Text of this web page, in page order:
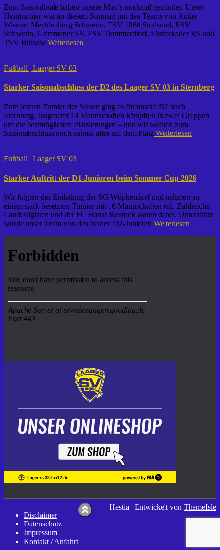
Zum Saisonfinale haben unsere Mini’s nochmal gezündet. Unser
Heimturnier war an diesem Sonntag mit den Teams von Anker
Wismar, Mecklenburg Schwerin, TSV 1860 Stralsund, ESV
Schwerin, Grimmener SV, FSV Dummerdtorf, Förderkader RS und
TSV Bützow Weiterlesen
Fußball | Laager SV 03
Starker Saisonabschluss der D2 des Laager SV 03 in Sternberg
Zum letzten Turnier der Saison ging es für unsere D2 nach
Sternberg. Insgesamt 14 Mannschaften kämpften in zwei Gruppen
um die bestmöglichen Platzierungen – und wir wollten zum
Saisonabschluss noch einmal alles auf dem Platz Weiterlesen
Fußball | Laager SV 03
Starker Auftritt der D1-Junioren beim Sommer Cup 2026
Wir folgten der Einladung der SG Wöpkendorf und nahmen an
einem stark besetzten Turnier mit 16 Mannschaften teil. Zahlreiche
Landesligisten und der FC Hansa Rostock waren dabei. Unterstützt
wurde unser Team von den beiden D2-Junioren Weiterlesen
Disclaimer
Datenschutz
Impressum
Kontakt / Anfahrt
Hestia | Entwickelt von ThemeIsle